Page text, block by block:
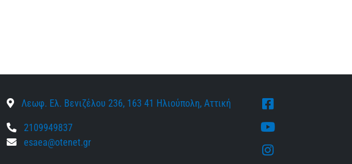
Λεωφ. Ελ. Βενιζέλου 236, 163 41 Ηλιούπολη, Αττική
2109949837
esaea@otenet.gr
Youtube
Instagram